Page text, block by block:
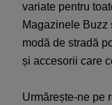
variate pentru
Magazinele Buzz
modă de stradă
și accesorii care
Urmărește-ne pe